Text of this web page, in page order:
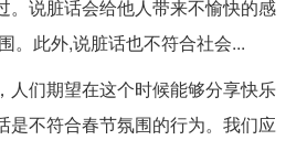
。说脏话会给他人带来不愉快的感
。此外,说脏话也不符合社会...
人们期望在这个时候能够分享快乐
是不符合春节氛围的行为。我们应